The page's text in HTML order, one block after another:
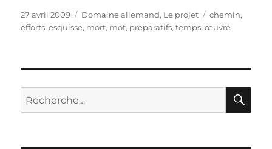
Publié
le
27 avril 2009 Catégories
Domaine allemand, Le projet Étiquettes
chemin,
efforts,esquisse, mort, mot, préparatifs,temps,œuvre
Recherche
pour :